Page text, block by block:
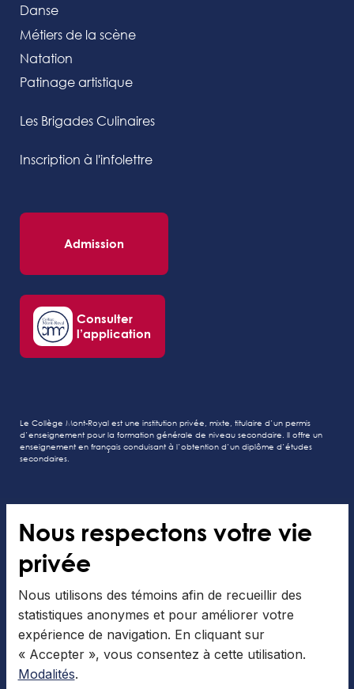
Danse
Métiers de la scène
Natation
Patinage artistique
Les Brigades Culinaires
Inscription à l'infolettre
Admission
Consulter
l’application
Le Collège Mont-Royal est une institution privée, mixte, titulaire d’un permis
d’enseignement pour la formation générale de niveau secondaire. Il offre un
enseignement en français conduisant à l’obtention d’un diplôme d’études
secondaires.
Tous droits réservés au Collège Mont-Royal
Gérer les cookies
Nous respectons votre vie
privée
Nous utilisons des témoins afin de recueillir des
statistiques anonymes et pour améliorer votre
expérience de navigation. En cliquant sur
« Accepter », vous consentez à cette utilisation.
Modalités.